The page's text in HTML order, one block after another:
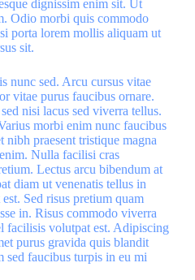
dignissim enim sit. Ut
Odio morbi quis commodo
porta lorem mollis aliquam ut
sit.
nunc sed. Arcu cursus vitae
vitae purus faucibus ornare.
nisi lacus sed viverra tellus.
morbi enim nunc faucibus
nibh praesent tristique magna
Nulla facilisi cras
Lectus arcu bibendum at
diam ut venenatis tellus in
Sed risus pretium quam
in. Risus commodo viverra
facilisis volutpat est. Adipiscing
purus gravida quis blandit
sed faucibus turpis in eu mi